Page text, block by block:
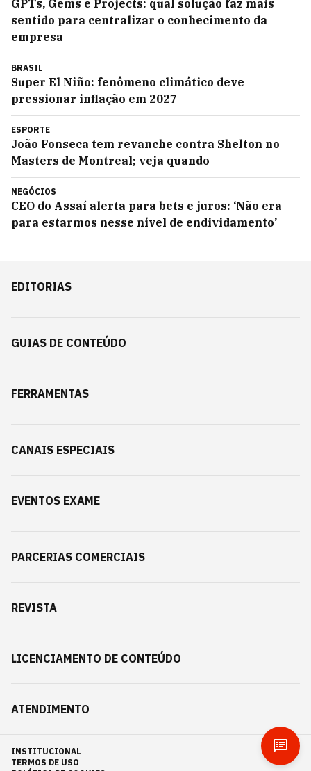
GPTs, Gems e Projects: qual solução faz mais
sentido para centralizar o conhecimento da
empresa
BRASIL
Super El Niño: fenômeno climático deve
pressionar inflação em 2027
ESPORTE
João Fonseca tem revanche contra Shelton no
Masters de Montreal; veja quando
NEGÓCIOS
CEO do Assaí alerta para bets e juros: ‘Não era
para estarmos nesse nível de endividamento’
EDITORIAS
GUIAS DE CONTEÚDO
FERRAMENTAS
CANAIS ESPECIAIS
EVENTOS EXAME
PARCERIAS COMERCIAIS
REVISTA
LICENCIAMENTO DE CONTEÚDO
ATENDIMENTO
INSTITUCIONAL
TERMOS DE USO